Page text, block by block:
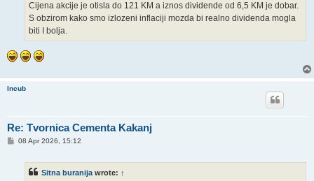
Cijena akcije je otisla do 121 KM a iznos dividende od 6,5 KM je dobar.
S obzirom kako smo izlozeni inflaciji mozda bi realno dividenda mogla
biti I bolja.
Incub
Re: Tvornica Cementa Kakanj
P08 Apr 2026, 15:12
Sitna buranija wrote: ↑